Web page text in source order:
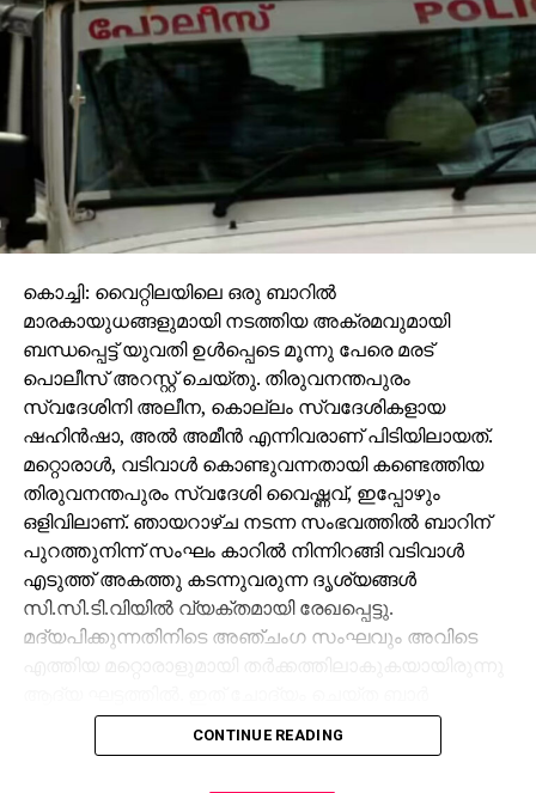
കൊച്ചി: വൈറ്റിലയിലെ ഒരു ബാറില്‍
മാരകായുധങ്ങളുമായി നടത്തിയ അക്രമവുമായി
ബന്ധപ്പെട്ട് യുവതി ഉള്‍പ്പെടെ മൂന്നു പേരെ മരട്
പൊലീസ് അറസ്റ്റ് ചെയ്തു. തിരുവനന്തപുരം
സ്വദേശിനി അലീന, കൊല്ലം സ്വദേശികളായ
ഷഹിന്‍ഷാ, അല്‍ അമീന്‍ എന്നിവരാണ് പിടിയിലായത്.
മറ്റൊരാള്‍, വടിവാള്‍ കൊണ്ടുവന്നതായി കണ്ടെത്തിയ
തിരുവനന്തപുരം സ്വദേശി വൈഷ്ണവ്, ഇപ്പോഴും
ഒളിവിലാണ്. ഞായറാഴ്ച നടന്ന സംഭവത്തില്‍ ബാറിന്
പുറത്തുനിന്ന് സംഘം കാറില്‍ നിന്നിറങ്ങി വടിവാള്‍
എടുത്ത് അകത്തു കടന്നുവരുന്ന ദൃശ്യങ്ങള്‍
സി.സി.ടി.വിയില്‍ വ്യക്തമായി രേഖപ്പെട്ടു.
മദ്യപിക്കുന്നതിനിടെ അഞ്ചംഗ സംഘവും അവിടെ
ജീവനക്കാരുമായി സംഘര്‍ഷം ശക്തമായി. പ്രതികളുടെ
സംഘം ആദ്യം ബാറില്‍ നിന്ന് പുറത്തുപോയെങ്കിലും,
CONTINUE READING